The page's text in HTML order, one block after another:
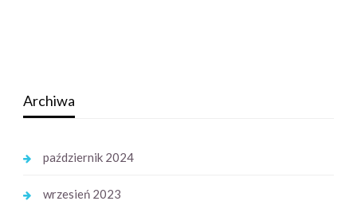
Archiwa
październik 2024
wrzesień 2023